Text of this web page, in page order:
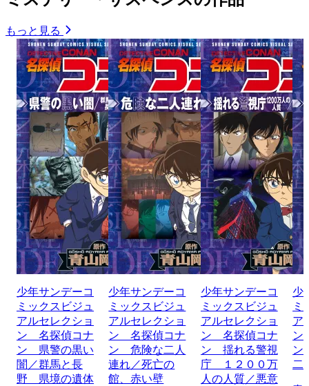
もっと見る
少年サンデーコ
ミックスビジュ
アルセレクショ
ン 名探偵コナ
ン 県警の黒い
闇／群馬と長
野 県境の遺体
少年サンデーコ
ミックスビジュ
アルセレクショ
ン 名探偵コナ
ン 危険な二人
連れ／死亡の
館、赤い壁
少年サンデーコ
ミックスビジュ
アルセレクショ
ン 名探偵コナ
ン 揺れる警視
庁 １２００万
人の人質／悪意
少
ミ
ア
ン
ン
二